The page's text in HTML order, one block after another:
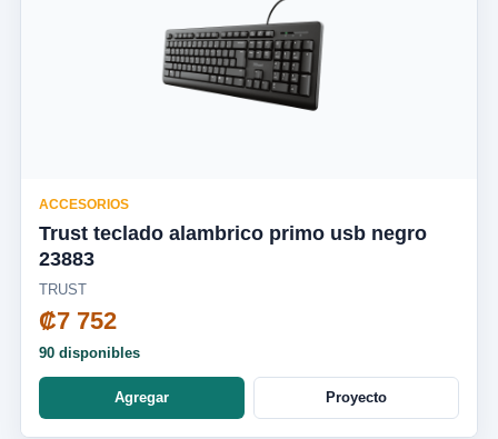
ACCESORIOS
Trust teclado alambrico primo usb negro
23883
TRUST
₡7 752
90 disponibles
Agregar Proyecto